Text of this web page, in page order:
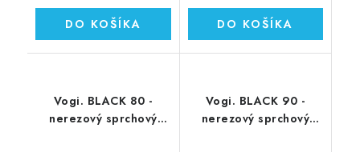
DO KOŠÍKA DO KOŠÍKA
Vogi. BLACK 80 -
nerezový sprchový
Vogi. BLACK 90 -
nerezový sprchový